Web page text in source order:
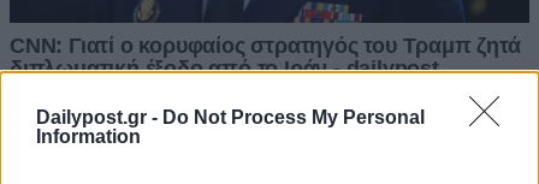
Dailypost.gr - Do Not Process My Personal
Information